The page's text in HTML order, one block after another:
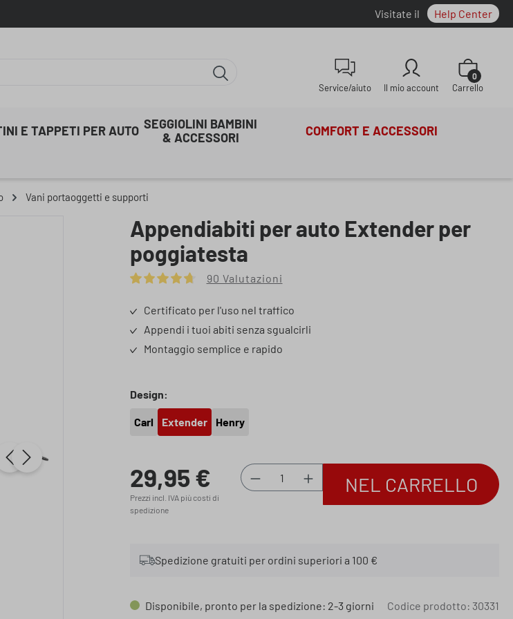
Visitate il Help Center
Service/aiuto Il mio account
Il carrello
0
Carrello
E TAPPETI PER AUTO SEGGIOLINI BAMBINI
& ACCESSORI
COMFORT E ACCESSORI
Vani portaoggetti e supporti
Appendiabiti per auto Extender per
poggiatesta
Certificato per l'uso nel traffico
Appendi i tuoi abiti senza sgualcirli
Montaggio semplice e rapido
Seleziona
Design:
Carl Extender Henry
Prezzo normale:
29,95 €
Prezzi incl. IVA più costi di
spedizione
Quantità del prodotto: inserisci la
NEL CARRELLO
90 Valutazioni
Spedizione gratuiti per ordini superiori a 100 €
Disponibile, pronto per la spedizione: 2-3 giorni Codice prodotto: 30331